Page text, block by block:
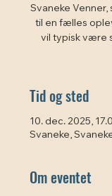
Svaneke
til en fælles
vil typisk være
Tid og sted
10. dec. 2025,
Svaneke,
Om eventet